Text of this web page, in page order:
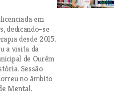
em
dedicando-se
desde 2015.
a visita da
de Ourém
Sessão
no âmbito
Mental.